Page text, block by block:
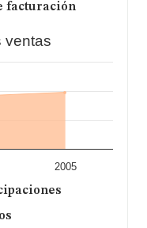
facturación
ventas
2005